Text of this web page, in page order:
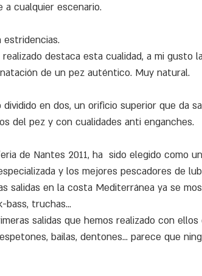
a cualquier escenario.
estridencias.
destaca esta cualidad, a mi gusto
de un pez auténtico. Muy natural.
en dos, un orificio superior que da
del pez y con cualidades anti enganches.
de Nantes 2011, ha sido elegido como
y los mejores pescadores de
salidas en la costa Mediterránea ya se
bass, truchas...
salidas que hemos realizado con
bailas, dentones... parece que